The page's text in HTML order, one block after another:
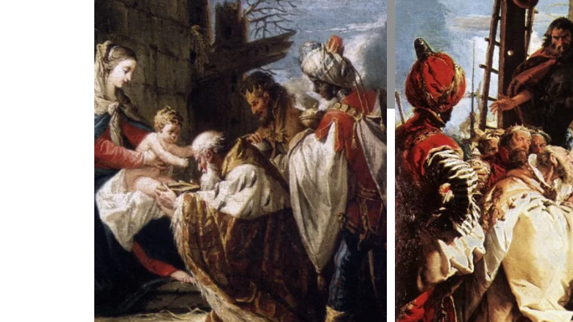
pagarbinimas.
Gaspare
Diziani, 1755.